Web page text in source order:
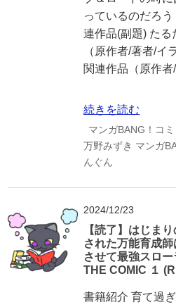
っているのだろ
連作品(副題) たる
（原作者/著者/イ
関連作品（原作
続きを読む
マンガBANG！コ
万野みずき マンガ
んぐん
2024/12/23
【読了】はじま
された万能育成
させて最強スロ
THE COMIC １
書籍紹介 育て過